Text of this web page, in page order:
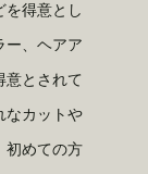
を得意とし
ー、ヘアア
意とされて
なカットや
初めての方